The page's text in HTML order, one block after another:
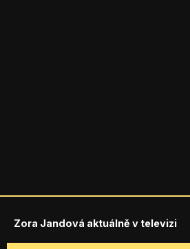
Zora Jandová aktuálně v televizi